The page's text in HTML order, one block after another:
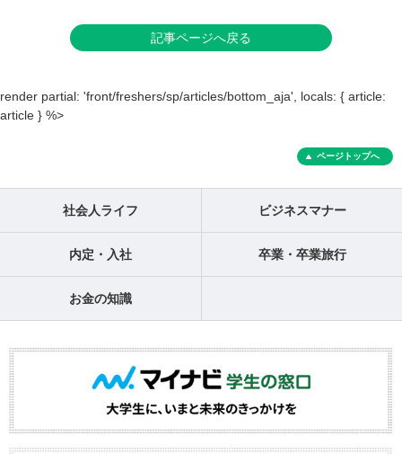
記事ページへ戻る
render partial: 'front/freshers/sp/articles/bottom_aja', locals: { article:
article } %>
ページトップへ
社会人ライフ ビジネスマナー
内定・入社 卒業・卒業旅行
お金の知識